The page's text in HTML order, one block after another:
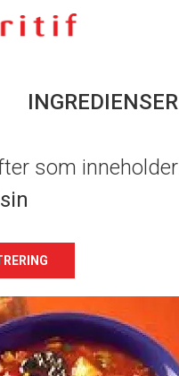
INGREDIENSER
som inneholder